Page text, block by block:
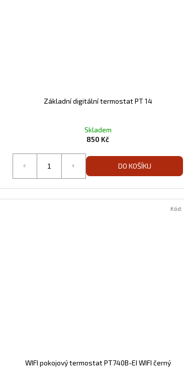
Základní digitální termostat PT 14
Skladem
850 Kč
DO KOŠÍKU
WIFI pokojový termostat PT740B-EI WIFI černý
Kód: